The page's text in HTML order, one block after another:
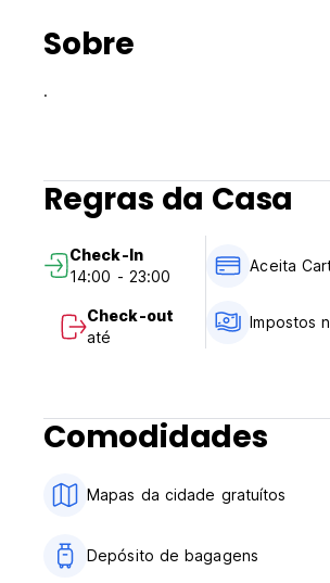
Sobre
.
Regras da Casa
Check-In
14:00 - 23:00
Check-out
até
Aceita
Impostos
Comodidades
Mapas da cidade gratuítos
Depósito de bagagens